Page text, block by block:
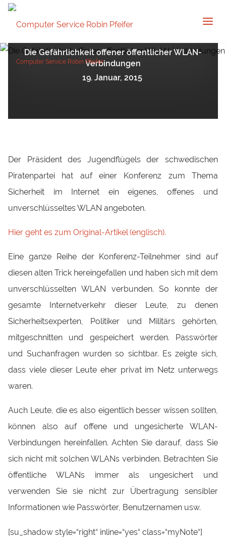
Computer Service Robin Pfeifer
Die Gefährlichkeit offener öffentlicher WLAN-
Verbindungen
19. Januar, 2015
IT Sicherheit
Der Präsident des Jugendflügels der schwedischen
Piratenpartei hat auf einer Konferenz zum Thema
Sicherheit im Internet ein eigenes, offenes und
unverschlüsseltes WLAN angeboten.
Hier geht es zum Original-Artikel (englisch).
Eine ganze Reihe der Konferenz-Teilnehmer sind auf
diesen alten Trick hereingefallen und haben sich mit dem
unverschlüsselten WLAN verbunden. So konnte der
gesamte Internetverkehr dieser Leute, zu denen
Sicherheitsexperten, Politiker und Militärs gehörten,
mitgeschnitten und gespeichert werden. Passwörter
und Suchanfragen wurden so sichtbar. Es zeigte sich,
dass viele dieser Leute eher privat im Netz unterwegs
waren.
Auch Leute, die es also eigentlich besser wissen sollten,
können also auf offene und ungesicherte WLAN-
Verbindungen hereinfallen. Achten Sie darauf, dass Sie
sich nicht mit solchen WLANs verbinden. Betrachten Sie
öffentliche WLANs immer als ungesichert und
verwenden Sie sie nicht zur Übertragung sensibler
Informationen wie Passwörter, Benutzernamen usw.
[su_shadow style=“right“ inline=“yes“ class=“myNote“]